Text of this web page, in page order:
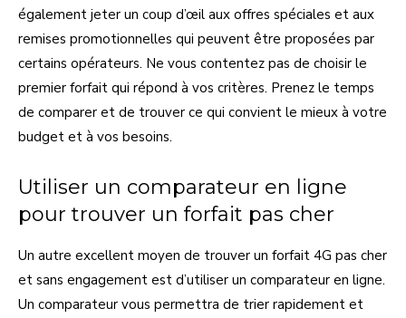
également jeter un coup d’œil aux offres spéciales et aux
remises promotionnelles qui peuvent être proposées par
certains opérateurs. Ne vous contentez pas de choisir le
premier forfait qui répond à vos critères. Prenez le temps
de comparer et de trouver ce qui convient le mieux à votre
budget et à vos besoins.
Utiliser un comparateur en ligne
pour trouver un forfait pas cher
Un autre excellent moyen de trouver un forfait 4G pas cher
et sans engagement est d’utiliser un comparateur en ligne.
Un comparateur vous permettra de trier rapidement et